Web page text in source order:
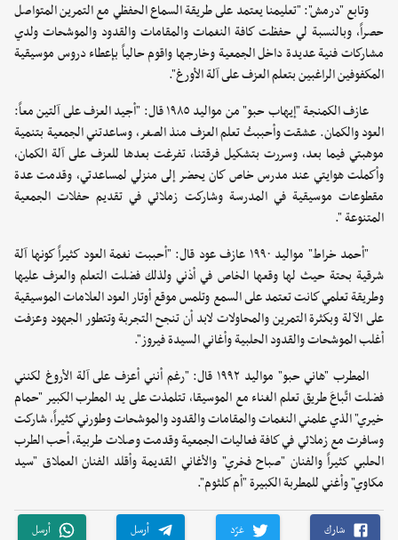
وتابع "درمش": "تعليمنا يعتمد على طريقة السماع الحفظي مع التمرين المتواصل
حصراً، وبالنسبة لي حفظت كافة النغمات والمقامات والقدود والموشحات ولدي
مشاركات فنية عديدة داخل الجمعية وخارجها واقوم حالياً بإعطاء دروس موسيقية
المكفوفين الراغبين بتعلم العزف على آلة الأورغ".
عازف الكمنجة "إيهاب حبو" من مواليد ١٩٨٥ قال: "أجيد العزف على آلتين معاً:
العود والكمان. عشقت وأحببتُ تعلم العزف منذ الصغر، وساعدتني الجمعية بتنمية
موهبتي فيما بعد، وسررت بتشكيل فرقتنا، تفرغت بعدها للعزف على آلة الكمان،
وأكملت هوايتي عند مدرس خاص كان يحضر إلى منزلي لمساعدتي، وقدمت عدة
مقطوعات موسيقية في المدرسة وشاركت زملائي في تقديم حفلات الجمعية
المتنوعة ".
"أحمد خراط" مواليد ١٩٩٠ عازف عود قال: "أحببت نغمة العود كثيراً كونها آلة
شرقية بحتة حيث لها وقعها الخاص في أذني ولذلك فضلت التعلم والعزف عليها
وطريقة تعلمي كانت تعتمد على السمع وتلمس موقع أوتار العود العلامات الموسيقية
على الآلة وبكثرة التمرين والمحاولات لابد أن تنجح التجربة وتتطور الجهود وعزفت
أغلب الموشحات والقدود الحلبية وأغاني السيدة فيروز".
المطرب "هاني حبو" مواليد ١٩٩٢ قال: "رغم أنني أعزف على آلة الأروغ لكنني
فضلت اتّباعَ طريق تعلم الغناء مع الموسيقا، تتلمذت على يد المطرب الكبير "حمام
خيري" الذي علمني النغمات والمقامات والقدود والموشحات وطورني كثيراً، شاركت
وسافرت مع زملائي في كافة فعاليات الجمعية وقدمت وصلات طربية، أحب الطرب
الحلبي كثيراً والفنان "صباح فخري" والأغاني القديمة وأقلد الفنان العملاق "سيد
مكاوي" وأغني للمطربة الكبيرة "أم كلثوم".
شارك غرّد أرسل أرسل